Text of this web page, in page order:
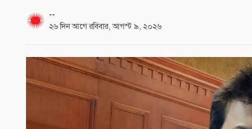
--
২৬ দিন আগে রবিবার, আগস্ট ৯, ২০২৬